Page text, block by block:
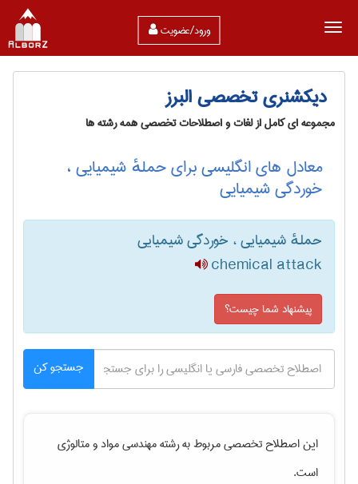
ورود/عضویت
دیکشنری تخصصی البرز
مجموعه ای کامل از لغات و اصطلاحات تخصصی همه رشته ها
معادل های انگلیسی برای حملهٔ شیمیایی ،
خوردگی شیمیایی
حملهٔ شیمیایی ، خوردگی شیمیایی
chemical attack
پیشنهاد شما چیست؟
جستجو کن
این اصطلاح تخصصی مربوط به رشتهمهندسی مواد و متالوژی
است.